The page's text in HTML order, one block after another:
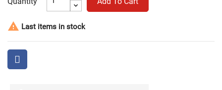
 Last items in stock